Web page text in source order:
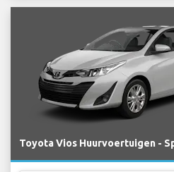
Toyota Vios Huurvoertuigen -